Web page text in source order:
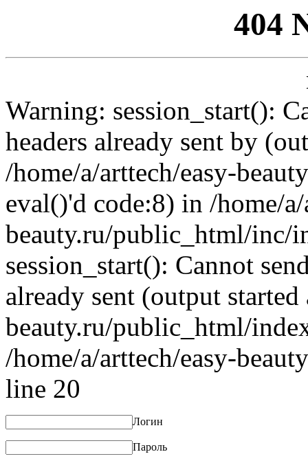
404
Warning: session_start():
headers already sent by
/home/a/arttech/easy-
eval()'d code:8) in /home/
beauty.ru/public_html/inc/
session_start(): Cannot
already sent (output
beauty.ru/public_html/
/home/a/arttech/easy-
line 20
Логин
Пароль